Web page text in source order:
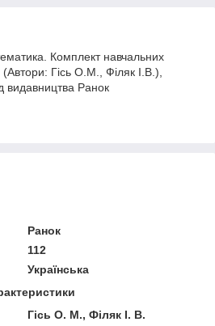
Комплект навчальних
(Автори: Гісь О.М., Філяк І.В.),
видавництва Ранок
Ранок
112
Українська
Гісь О. М., Філяк І. В.